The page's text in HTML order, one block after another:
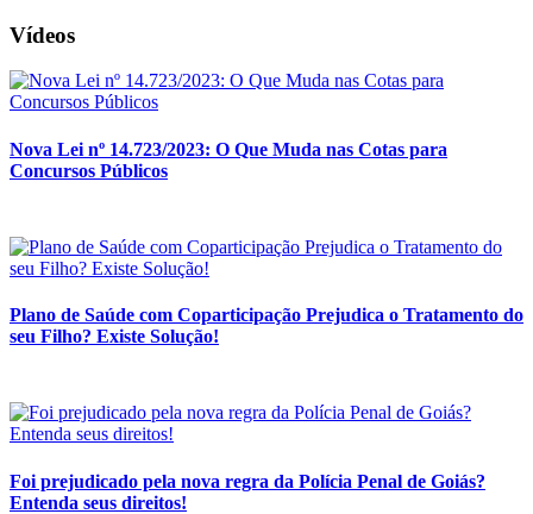
Vídeos
Nova Lei nº 14.723/2023: O Que Muda nas Cotas para
Concursos Públicos
Plano de Saúde com Coparticipação Prejudica o Tratamento do
seu Filho? Existe Solução!
Foi prejudicado pela nova regra da Polícia Penal de Goiás?
Entenda seus direitos!